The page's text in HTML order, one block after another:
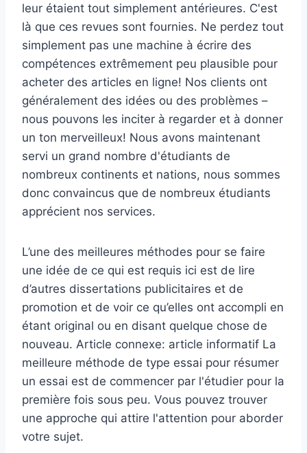
leur étaient tout simplement antérieures. C'est
là que ces revues sont fournies. Ne perdez tout
simplement pas une machine à écrire des
compétences extrêmement peu plausible pour
acheter des articles en ligne! Nos clients ont
généralement des idées ou des problèmes –
nous pouvons les inciter à regarder et à donner
un ton merveilleux! Nous avons maintenant
servi un grand nombre d'étudiants de
nombreux continents et nations, nous sommes
donc convaincus que de nombreux étudiants
apprécient nos services.
L’une des meilleures méthodes pour se faire
une idée de ce qui est requis ici est de lire
d’autres dissertations publicitaires et de
promotion et de voir ce qu’elles ont accompli en
étant original ou en disant quelque chose de
nouveau. Article connexe: article informatif La
meilleure méthode de type essai pour résumer
un essai est de commencer par l'étudier pour la
première fois sous peu. Vous pouvez trouver
une approche qui attire l'attention pour aborder
votre sujet.